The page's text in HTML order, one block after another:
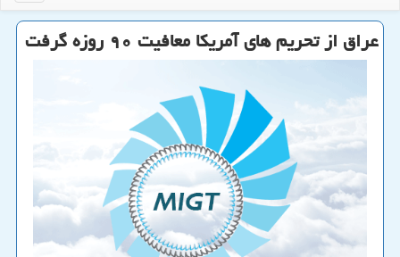
عراق از تحریم های آمریكا معافیت ۹۰ روزه گرفت